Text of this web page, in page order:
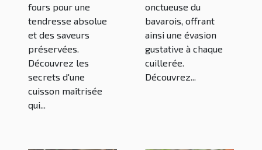
fours pour une
tendresse absolue
et des saveurs
préservées.
Découvrez les
secrets d'une
cuisson maîtrisée
qui...
onctueuse du
bavarois, offrant
ainsi une évasion
gustative à chaque
cuillerée.
Découvrez...